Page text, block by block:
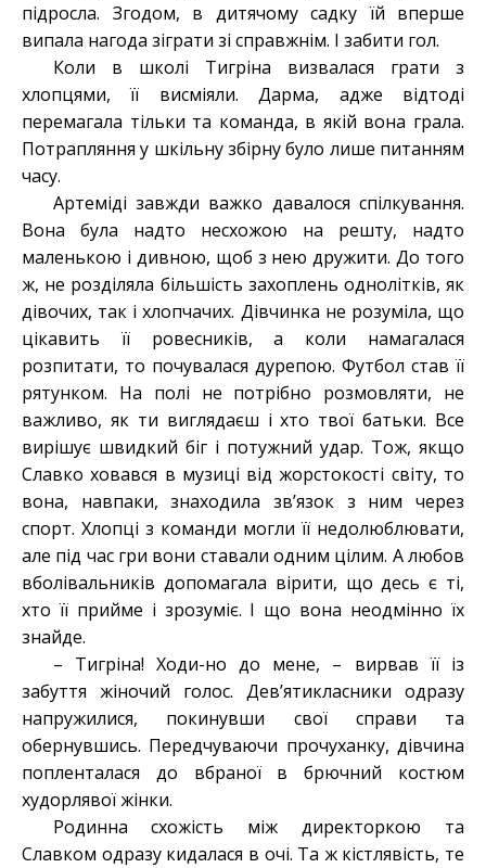
підросла. Згодом, в дитячому садку їй вперше
випала нагода зіграти зі справжнім. І забити гол.
Коли в школі Тигріна визвалася грати з
хлопцями, її висміяли. Дарма, адже відтоді
перемагала тільки та команда, в якій вона грала.
Потрапляння у шкільну збірну було лише питанням
часу.
Артеміді завжди важко давалося спілкування.
Вона була надто несхожою на решту, надто
маленькою і дивною, щоб з нею дружити. До того
ж, не розділяла більшість захоплень однолітків, як
дівочих, так і хлопчачих. Дівчинка не розуміла, що
цікавить її ровесників, а коли намагалася
розпитати, то почувалася дурепою. Футбол став її
рятунком. На полі не потрібно розмовляти, не
важливо, як ти виглядаєш і хто твої батьки. Все
вирішує швидкий біг і потужний удар. Тож, якщо
Славко ховався в музиці від жорстокості світу, то
вона, навпаки, знаходила зв’язок з ним через
спорт. Хлопці з команди могли її недолюблювати,
але під час гри вони ставали одним цілим. А любов
вболівальників допомагала вірити, що десь є ті,
хто її прийме і зрозуміє. І що вона неодмінно їх
знайде.
– Тигріна! Ходи-но до мене, – вирвав її із
забуття жіночий голос. Дев’ятикласники одразу
напружилися, покинувши свої справи та
обернувшись. Передчуваючи прочуханку, дівчина
попленталася до вбраної в брючний костюм
худорлявої жінки.
Родинна схожість між директоркою та
Славком одразу кидалася в очі. Та ж кістлявість, те